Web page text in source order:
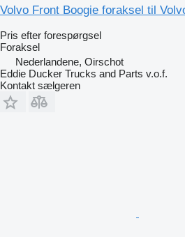
Volvo Front Boogie foraksel til
Pris efter forespørgsel
Foraksel
Nederlandene, Oirschot
Eddie Ducker Trucks and Parts v.o.f.
Kontakt sælgeren